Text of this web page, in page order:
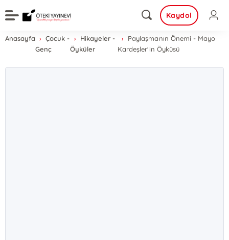
Kaydol
Anasayfa
Çocuk -
Genç
Hikayeler -
Öyküler
Paylaşmanın Önemi - Mayo
Kardeşler'in Öyküsü